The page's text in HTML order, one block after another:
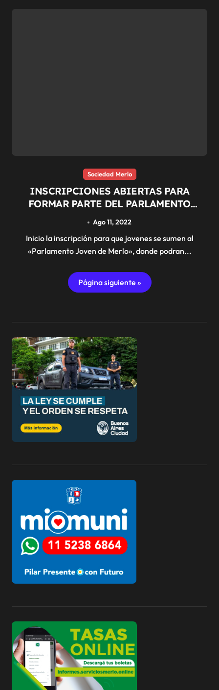
Sociedad Merlo
INSCRIPCIONES ABIERTAS PARA
FORMAR PARTE DEL PARLAMENTO
JOVEN DE MERLO
Ago 11, 2022
Inicio la inscripción para que jovenes se sumen al
«Parlamento Joven de Merlo», donde podran...
Página siguiente »